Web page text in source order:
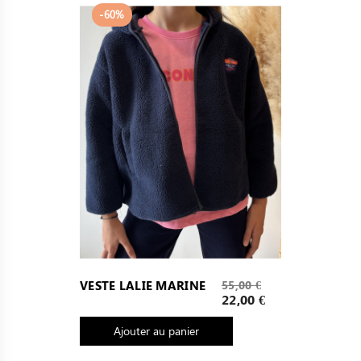
VESTE LALIE MARINE
Prix
de
base
55,00 €
Prix
22,00 €
Ajouter au panier
-60%